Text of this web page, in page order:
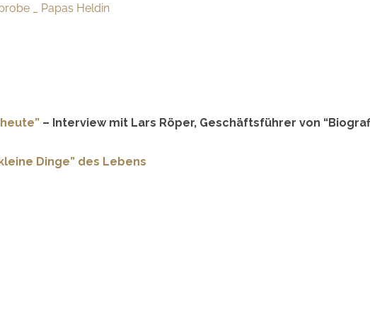
_ Papas Heldin
– Interview mit Lars Röper, Geschäftsführer von
Dinge” des Lebens